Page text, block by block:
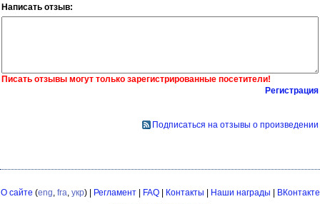
Написать отзыв:
Писать отзывы могут только зарегистрированные посетители!
Регистрация
Подписаться на отзывы о произведении
О сайте (eng fra укр) | Регламент| FAQ| Контакты | Наши награды | ВКонтакте